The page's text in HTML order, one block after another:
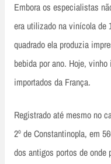
Embora os especialistas
era utilizado na vinícola de
quadrado ela produzia
bebida por ano. Hoje,
importados da França.
Registrado até mesmo no
2º de Constantinopla, em
dos antigos portos de